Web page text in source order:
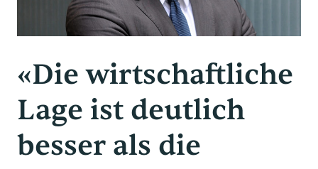
«Die wirtschaftliche
Lage ist deutlich
besser als die